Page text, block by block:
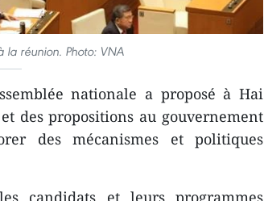
la réunion. Photo: VNA
nationale a proposé à Hai
des propositions au gouvernement
des mécanismes et politiques
candidats et leurs programmes